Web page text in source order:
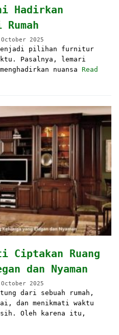
Hadirkan
2025
pilihan furnitur
Pasalnya, lemari
nuansa Read
Ciptakan Ruang
dan Nyaman
2025
dari sebuah rumah,
dan menikmati waktu
Oleh karena itu,